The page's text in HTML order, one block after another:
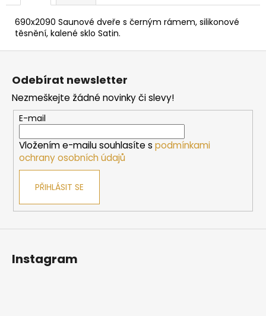
690x2090 Saunové dveře s černým rámem, silikonové
těsnění, kalené sklo Satin.
m
e
SAUNOVÁ
KAMNA
NA
DŘEVO
HARVIA
LEGEND
34
958
Kč
Z
Odebírat newsletter
Nezmeškejte žádné novinky či slevy!
E-mail
Vložením e-mailu souhlasíte s podmínkami
ochrany osobních údajů
PŘIHLÁSIT SE
Instagram